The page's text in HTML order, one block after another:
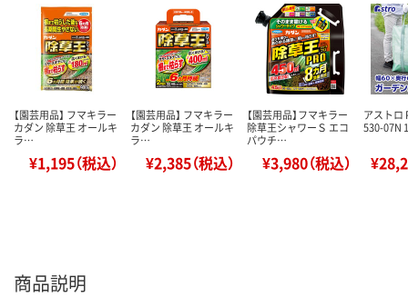
【園芸用品】 フマキラー
カダン 除草王 オールキ
ラ…
¥1,195（税込）
【園芸用品】 フマキラー
カダン 除草王 オールキ
ラ…
¥2,385（税込）
【園芸用品】フマキラー
除草王シャワーＳ エコ
パウチ…
¥3,980（税込）
アストロ
530-07N
商品説明